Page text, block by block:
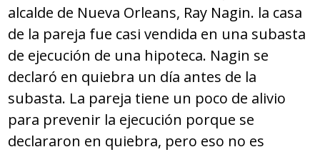
alcalde de Nueva Orleans, Ray Nagin. la casa
de la pareja fue casi vendida en una subasta
de ejecución de una hipoteca. Nagin se
declaró en quiebra un día antes de la
subasta. La pareja tiene un poco de alivio
para prevenir la ejecución porque se
declararon en quiebra, pero eso no es